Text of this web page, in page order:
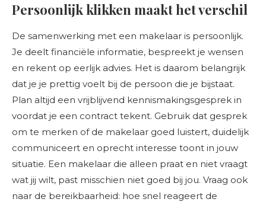
Persoonlijk klikken maakt het verschil
De samenwerking met een makelaar is persoonlijk.
Je deelt financiële informatie, bespreekt je wensen
en rekent op eerlijk advies. Het is daarom belangrijk
dat je je prettig voelt bij de persoon die je bijstaat.
Plan altijd een vrijblijvend kennismakingsgesprek in
voordat je een contract tekent. Gebruik dat gesprek
om te merken of de makelaar goed luistert, duidelijk
communiceert en oprecht interesse toont in jouw
situatie. Een makelaar die alleen praat en niet vraagt
wat jij wilt, past misschien niet goed bij jou. Vraag ook
naar de bereikbaarheid: hoe snel reageert de